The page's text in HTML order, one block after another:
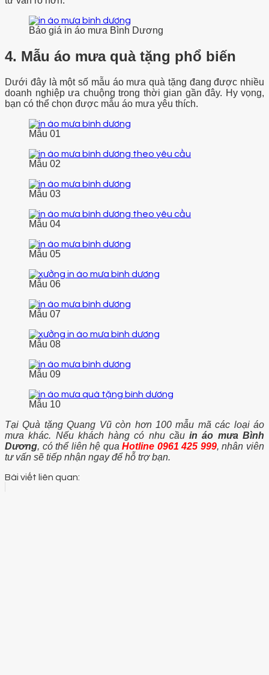
Báo giá in áo mưa Bình Dương
4. Mẫu áo mưa quà tặng phổ biến
Dưới đây là một số mẫu áo mưa quà tặng đang được nhiều
doanh nghiệp ưa chuộng trong thời gian gần đây. Hy vọng,
bạn có thể chọn được mẫu áo mưa yêu thích.
Mẫu 01
Mẫu 02
Mẫu 03
Mẫu 04
Mẫu 05
Mẫu 06
Mẫu 07
Mẫu 08
Mẫu 09
Mẫu 10
Tại Quà tặng Quang Vũ còn hơn 100 mẫu mã các loại áo
mưa khác. Nếu khách hàng có nhu cầuin áo mưa Bình
Dương, có thể liên hệ quaHotline 0961 425 999, nhân viên
tư vấn sẽ tiếp nhận ngay để hỗ trợ bạn.
Bài viết liên quan: